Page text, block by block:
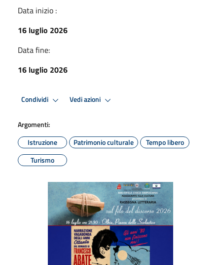
Data inizio :
16 luglio 2026
Data fine:
16 luglio 2026
Condividi Vedi azioni
Argomenti:
Istruzione
Patrimonio culturale
Tempo libero
Turismo